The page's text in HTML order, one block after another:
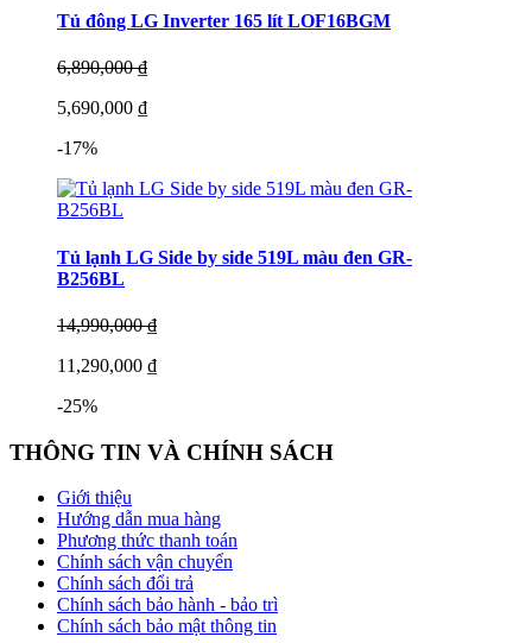
Tủ đông LG Inverter 165 lít LOF16BGM
6,890,000 ₫
5,690,000 ₫
-17%
Tủ lạnh LG Side by side 519L màu đen GR-
B256BL
14,990,000 ₫
11,290,000 ₫
-25%
THÔNG TIN VÀ CHÍNH SÁCH
Giới thiệu
Hướng dẫn mua hàng
Phương thức thanh toán
Chính sách vận chuyển
Chính sách đổi trả
Chính sách bảo hành - bảo trì
Chính sách bảo mật thông tin